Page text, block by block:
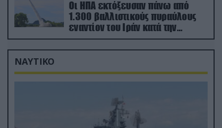
Οι ΗΠΑ εκτόξευσαν πάνω από
1.300 βαλλιστικούς πυραύλους
εναντίον του Ιράν κατά την
διάρκεια του πολέμου
ΝΑΥΤΙΚΟ